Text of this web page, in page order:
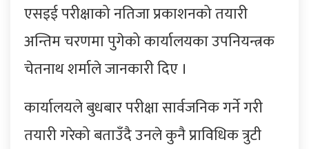
एसइई परीक्षाको नतिजा प्रकाशनको तयारी
अन्तिम चरणमा पुगेको कार्यालयका उपनियन्त्रक
चेतनाथ शर्माले जानकारी दिए ।
कार्यालयले बुधबार परीक्षा सार्वजनिक गर्ने गरी
तयारी गरेको बताउँदै उनले कुनै प्राविधिक त्रुटी